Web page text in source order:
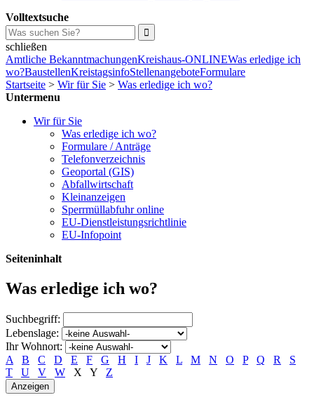
Volltextsuche
schließen
Amtliche BekanntmachungenKreishaus-ONLINEWas erledige ich
wo?BaustellenKreistagsinfoStellenangeboteFormulare
Startseite > Wir für Sie > Was erledige ich wo?
Untermenu
Wir für Sie
Was erledige ich wo?
Formulare / Anträge
Telefonverzeichnis
Geoportal (GIS)
Abfallwirtschaft
Kleinanzeigen
Sperrmüllabfuhr online
EU-Dienstleistungsrichtlinie
EU-Infopoint
Seiteninhalt
Was erledige ich wo?
Suchbegriff:
Lebenslage:
Ihr Wohnort:
A
B C D E F G H I J K L M N O P Q R
S
T
U V W X Y Z